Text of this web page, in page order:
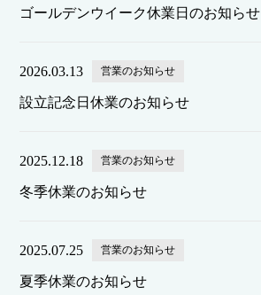
ゴールデンウイーク休業日のお知らせ
2026.03.13 営業のお知らせ
設立記念日休業のお知らせ
2025.12.18 営業のお知らせ
冬季休業のお知らせ
2025.07.25 営業のお知らせ
夏季休業のお知らせ